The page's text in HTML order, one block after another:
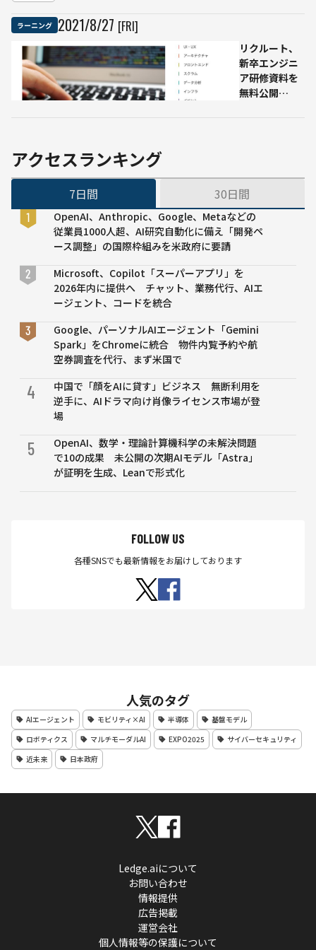
が
初
級
レ
ー
サ
修」
と
は：
キカ
Jupyter
など幅広
い
ラーニング 2021/8/27 [FRI]
リクルート、
新卒エンジニ
ア研修資料を
無料公開
アクセスランキング
7日間 30日間
OpenAI、Anthropic、Google、Metaなどの
従業員1000人超、AI研究自動化に備え「開発ペ
ース調整」の国際枠組みを米政府に要請
Microsoft、Copilot「スーパーアプリ」を
2026年内に提供へ チャット、業務代行、AIエ
ージェント、コードを統合
Google、パーソナルAIエージェント「Gemini
Spark」をChromeに統合 物件内覧予約や航
空券調査を代行、まず米国で
4
中国で「顔をAIに貸す」ビジネス 無断利用を
逆手に、AIドラマ向け肖像ライセンス市場が登
場
5
OpenAI、数学・理論計算機科学の未解決問題
で10の成果 未公開の次期AIモデル「Astra」
が証明を生成、Leanで形式化
FOLLOW US
各種SNSでも最新情報をお届けしております
人気のタグ
AIエージェント モビリティ×AI 半導体
基盤モデル
ロボティクス
マルチモーダルAI EXPO2025
サイバーセキュリティ
近未来
日本政府
Ledge.aiについて
お問い合わせ
情報提供
広告掲載
運営会社
個人情報等の保護について